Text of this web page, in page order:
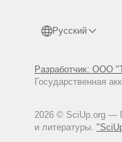
Русский
Разработчик: ООО
Государственная
2026 © SciUp.org —
и литературы.